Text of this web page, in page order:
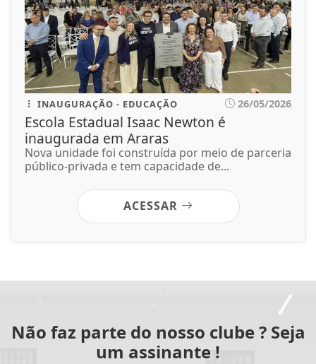
INAUGURAÇÃO - EDUCAÇÃO 26/05/2026
Escola Estadual Isaac Newton é
inaugurada em Araras
Nova unidade foi construída por meio de parceria
público-privada e tem capacidade de...
ACESSAR
Não faz parte do nosso clube ? Seja
um assinante !